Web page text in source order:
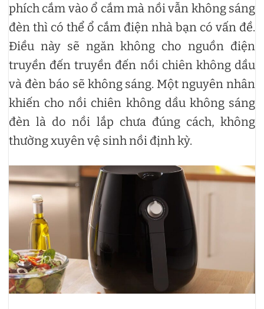
phích cắm vào ổ cắm mà nồi vẫn không sáng
đèn thì có thể ổ cắm điện nhà bạn có vấn đề.
Điều này sẽ ngăn không cho nguồn điện
truyền đến truyền đến nồi chiên không dầu
và đèn báo sẽ không sáng. Một nguyên nhân
khiến cho nồi chiên không dầu không sáng
đèn là do nồi lắp chưa đúng cách, không
thường xuyên vệ sinh nồi định kỳ.